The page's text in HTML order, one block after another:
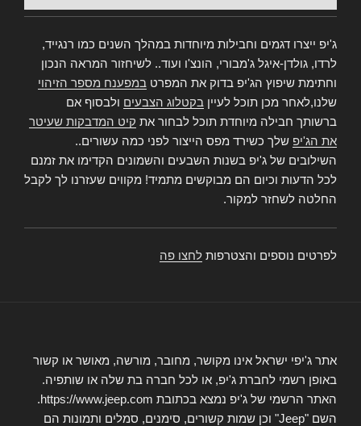
ג'יפ ייצרו דגמים וחבילות מיוחדות במהלך השנים כמו רנגייד,
לרדו, גולדן-איגל ג'מבורי, הונצ'ו ועוד.. לשיחזור המראה הנכון
וחתימת שיפוץ הג'יפ בדוק את המפרט במפענח מספר הזיהוי
שלנו,לאחר מכן תוכל לעיין בקטלוג הצבעים ולבסוף אם
ברשותך חבילה מיוחדת תוכל לבחור את קיט המדבקות שעיטר
את הג'יפ שלך כשירד מפס הייצור לפני כמה עשורים..
השילובים של ג'יפ בשנות השבעים והשמונים הקדימו את זמנם
לכל הדעות וכיום הם מבוקשים מתמיד! מקווים שעזרנו לך לקבל
החלטה לשחזר למקור.
לפרטים נוספים והצטרפות לחצו פה
אתר ג'יפי ישראל אינו מקושר, מחובר, מורשה, מאושר או קשור
באופן רשמי לחברת ג'יפ, או לכל חברה בת שלה או שותפיה.
האתר הרשמי של ג'יפ נמצא בכתובת https://www.jeep.com.
השם "Jeep" וכן שמות קשורים, סימנים, סמלים ותמונות הם